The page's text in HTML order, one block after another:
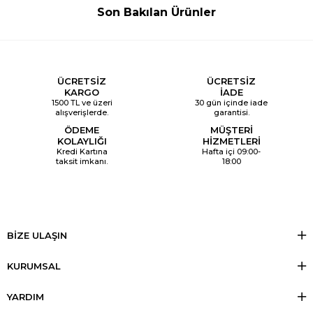
Son Bakılan Ürünler
ÜCRETSİZ
KARGO
1500 TL ve üzeri
alışverişlerde.
ÜCRETSİZ
İADE
30 gün içinde iade
garantisi.
ÖDEME
KOLAYLIĞI
Kredi Kartına
taksit imkanı.
MÜŞTERİ
HİZMETLERİ
Hafta içi 09:00-
18:00
BİZE ULAŞIN
KURUMSAL
YARDIM